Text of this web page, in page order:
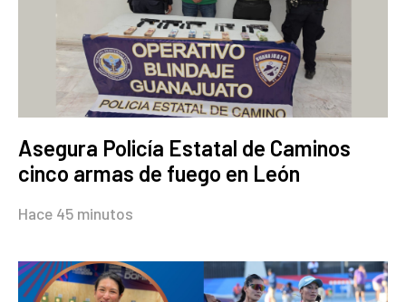
Asegura Policía Estatal de Caminos
cinco armas de fuego en León
Hace 45 minutos